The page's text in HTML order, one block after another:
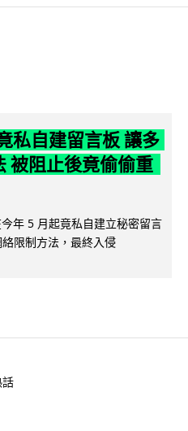
私自建留言板 讓多
被阻止後竟偷偷重
年 5 月起竟私自建立秘密留言
限制方法，最終入侵